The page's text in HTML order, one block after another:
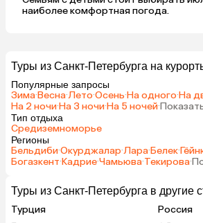
наиболее комфортная погода.
Туры из Санкт-Петербурга на
Популярные запросы
Зима·Весна·Лето·Осень·На одного·На
На 2 ночи·На 3 ночи·На 5 ночей·
Тип отдыха
Средиземноморье
Регионы
Бельдиби·Окурджалар·Лара·Белек·
Богазкент·Кадрие·Чамьюва·Текирова·
Туры из Санкт-Петербурга в другие
Турция
Россия